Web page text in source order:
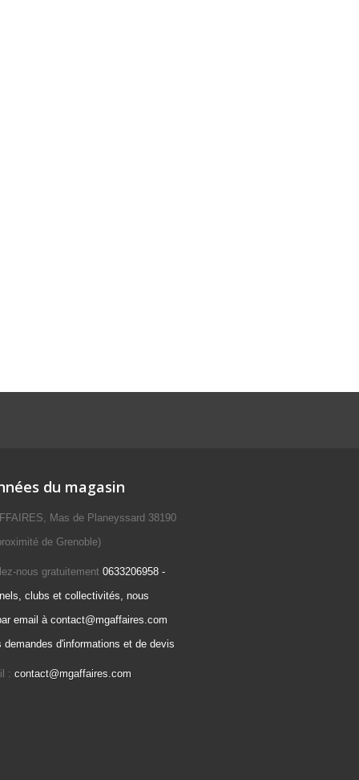
du magasin
Mas de Planeyssard 38190
de Grenoble)
nous gratuitement 0633206958 -
clubs et collectivités, nous
email à contact@mgaffaires.com
demandes d'informations et de devis
: contact@mgaffaires.com